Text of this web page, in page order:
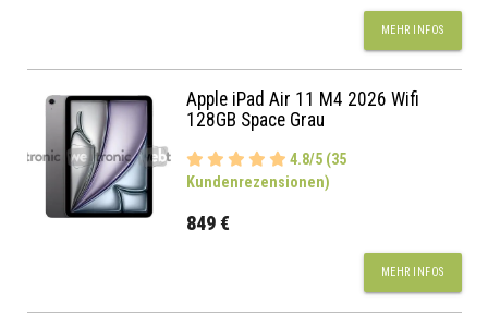
MEHR INFOS
Apple iPad Air 11 M4 2026 Wifi
128GB Space Grau
4.8/5 (35
Kundenrezensionen)
849 €
MEHR INFOS